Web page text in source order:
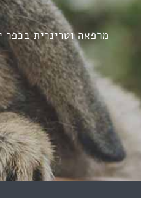
מרפאה וטרינרית בכפר